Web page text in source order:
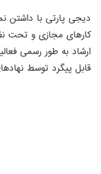
دیجی پارتی با داشتن
کارهای مجازی و تحت
ارشاد به طور رسمی
قابل پیگرد توسط